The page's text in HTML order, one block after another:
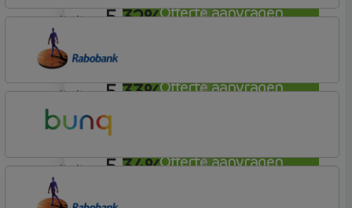
Offerte aanvragen
5,32%
Offerte aanvragen
annuiteit
5,33%
Offerte aanvragen
OBVION Hypotheken
Woon Hypotheek
annuiteit
5,34%
Plusvoorwaarden
annuiteit
Bunq
Easy Mortgage